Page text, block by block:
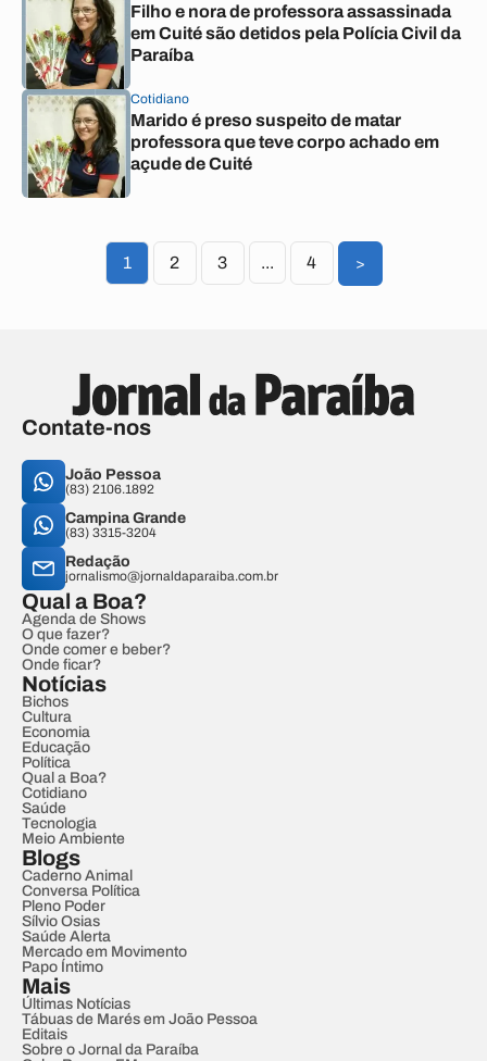
Filho e nora de professora assassinada
em Cuité são detidos pela Polícia Civil da
Paraíba
Cotidiano
Marido é preso suspeito de matar
professora que teve corpo achado em
açude de Cuité
1 2 3 ... 4 >
Contate-nos
João Pessoa
(83) 2106.1892
Campina Grande
(83) 3315-3204
Redação
jornalismo@jornaldaparaiba.com.br
Qual a Boa?
Agenda de Shows
O que fazer?
Onde comer e beber?
Onde ficar?
Notícias
Bichos
Cultura
Economia
Educação
Política
Qual a Boa?
Cotidiano
Saúde
Tecnologia
Meio Ambiente
Blogs
Caderno Animal
Conversa Política
Pleno Poder
Sílvio Osias
Saúde Alerta
Mercado em Movimento
Papo Íntimo
Mais
Últimas Notícias
Tábuas de Marés em João Pessoa
Editais
Sobre o Jornal da Paraíba